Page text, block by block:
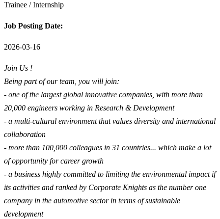
Trainee / Internship
Job Posting Date:
2026-03-16
Join Us !
Being part of our team, you will join:
- one of the largest global innovative companies, with more than
20,000 engineers working in Research & Development
- a multi-cultural environment that values diversity and international
collaboration
- more than 100,000 colleagues in 31 countries... which make a lot
of opportunity for career growth
- a business highly committed to limiting the environmental impact if
its activities and ranked by Corporate Knights as the number one
company in the automotive sector in terms of sustainable
development